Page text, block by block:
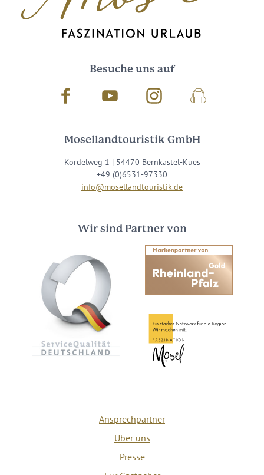
Besuche uns auf
Facebook Youtube InstagramPodcast
Mosellandtouristik GmbH
Kordelweg 1 | 54470 Bernkastel-Kues
+49 (0)6531-97330
info@mosellandtouristik.de
Wir sind Partner von
Ansprechpartner
Über uns
Presse